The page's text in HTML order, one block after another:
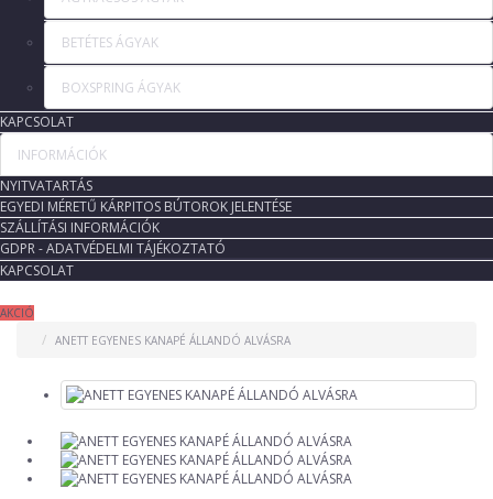
BETÉTES ÁGYAK
BOXSPRING ÁGYAK
KAPCSOLAT
INFORMÁCIÓK
NYITVATARTÁS
EGYEDI MÉRETŰ KÁRPITOS BÚTOROK JELENTÉSE
SZÁLLÍTÁSI INFORMÁCIÓK
GDPR - ADATVÉDELMI TÁJÉKOZTATÓ
KAPCSOLAT
AKCIÓ
ANETT EGYENES KANAPÉ ÁLLANDÓ ALVÁSRA